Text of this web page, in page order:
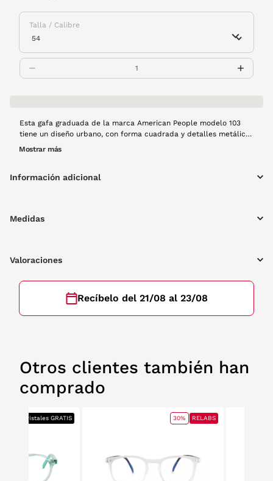
Talla / Calibre
Esta gafa graduada de la marca American People modelo 103
tiene un diseño urbano, con forma cuadrada y detalles metálicos
en el frente. Es de pasta en color transparente, un color de
Mostrar más
Información adicional
Medidas
Valoraciones
Recíbelo del 21/08 al 23/08
Otros clientes también han
comprado
+ Cristales GRATIS 30% RELABS